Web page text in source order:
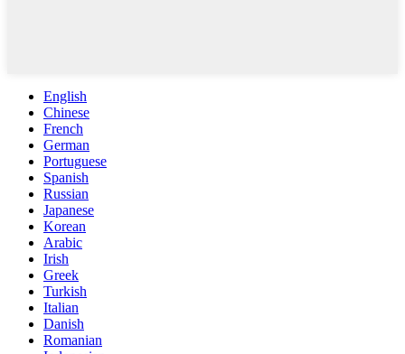
English
Chinese
French
German
Portuguese
Spanish
Russian
Japanese
Korean
Arabic
Irish
Greek
Turkish
Italian
Danish
Romanian